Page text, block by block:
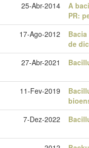
25-Abr-2014
A
PR:
17-Ago-2012
de
27-Abr-2021
11-Fev-2019
7-Dez-2022